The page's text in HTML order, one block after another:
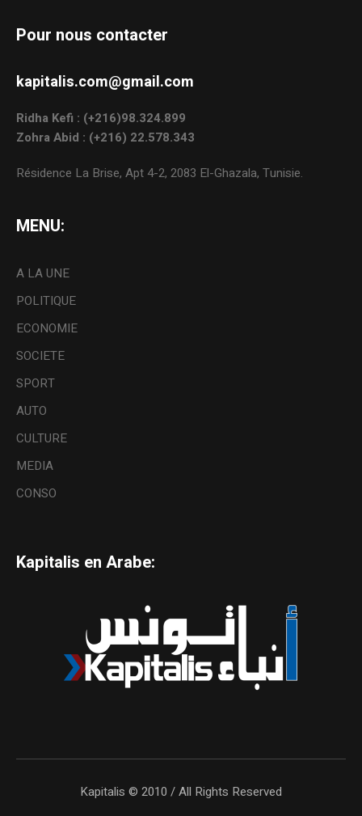
Pour nous contacter
kapitalis.com@gmail.com
Ridha Kefi : (+216)98.324.899
Zohra Abid : (+216) 22.578.343
Résidence La Brise, Apt 4-2, 2083 El-Ghazala, Tunisie.
MENU:
A LA UNE
POLITIQUE
ECONOMIE
SOCIETE
SPORT
AUTO
CULTURE
MEDIA
CONSO
Kapitalis en Arabe:
Kapitalis © 2010 / All Rights Reserved